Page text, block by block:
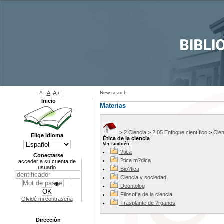
New search
Materias
> 2 Ciencia > 2.05 Enfoque científico >
Ética de la ciencia
Ver también:
?tica
?tica m?dica
Bio?tica
Ciencia y sociedad
Deontolog
Filosofía de la ciencia
Trasplante de ?rganos
A- A A+
Inicio
Elige idioma
Conectarse
acceder a su cuenta de
usuario
Olvidé mi contraseña
Dirección